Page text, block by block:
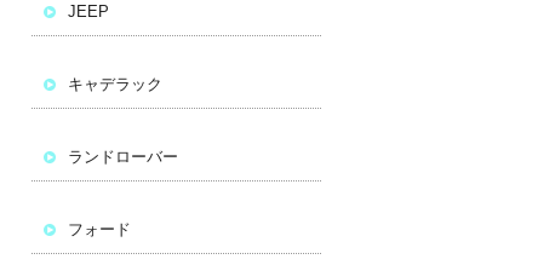
JEEP
キャデラック
ランドローバー
フォード